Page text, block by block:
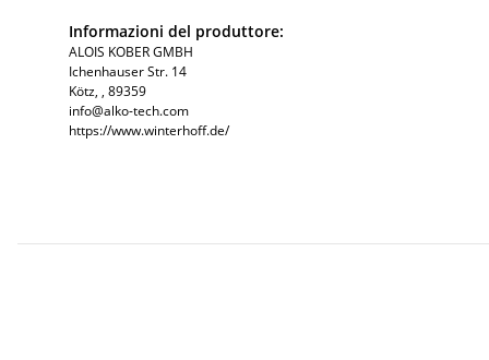
Informazioni del produttore:
ALOIS KOBER GMBH​
Ichenhauser Str. 14
Kötz​, , 89359
info@alko-tech.com
https://www.winterhoff.de/